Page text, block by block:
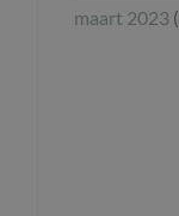
maart 2023